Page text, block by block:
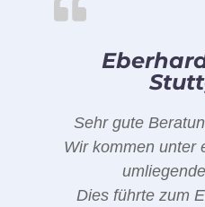
Sehr gute
Wir kommen unter
Dies führte zum